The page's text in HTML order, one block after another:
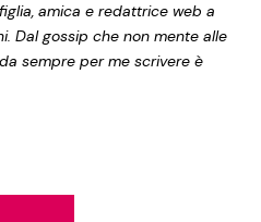
amica e redattrice web a
Dal gossip che non mente alle
sempre per me scrivere è